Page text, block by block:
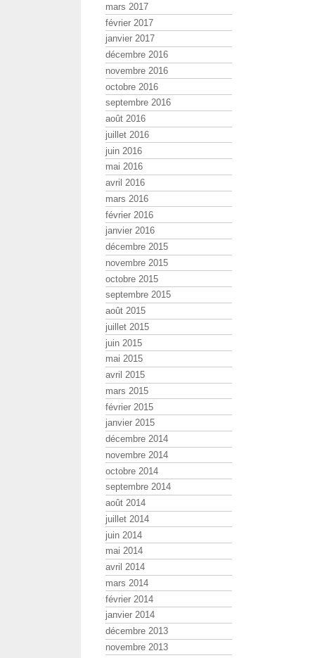
mars 2017
février 2017
janvier 2017
décembre 2016
novembre 2016
octobre 2016
septembre 2016
août 2016
juillet 2016
juin 2016
mai 2016
avril 2016
mars 2016
février 2016
janvier 2016
décembre 2015
novembre 2015
octobre 2015
septembre 2015
août 2015
juillet 2015
juin 2015
mai 2015
avril 2015
mars 2015
février 2015
janvier 2015
décembre 2014
novembre 2014
octobre 2014
septembre 2014
août 2014
juillet 2014
juin 2014
mai 2014
avril 2014
mars 2014
février 2014
janvier 2014
décembre 2013
novembre 2013